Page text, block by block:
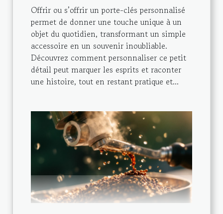
Offrir ou s’offrir un porte-clés personnalisé
permet de donner une touche unique à un
objet du quotidien, transformant un simple
accessoire en un souvenir inoubliable.
Découvrez comment personnaliser ce petit
détail peut marquer les esprits et raconter
une histoire, tout en restant pratique et...